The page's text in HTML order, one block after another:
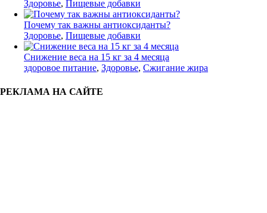
Здоровье, Пищевые добавки
Почему так важны антиоксиданты?
Здоровье, Пищевые добавки
Снижение веса на 15 кг за 4 месяца
здоровое питание, Здоровье, Сжигание жира
РЕКЛАМА НА САЙТЕ